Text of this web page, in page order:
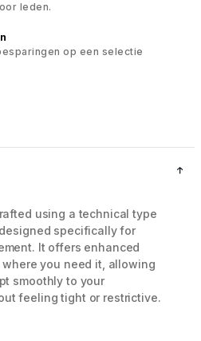
leden.
op een selectie
using a technical type
specifically for
It offers enhanced
you need it, allowing
smoothly to your
feeling tight or restrictive.